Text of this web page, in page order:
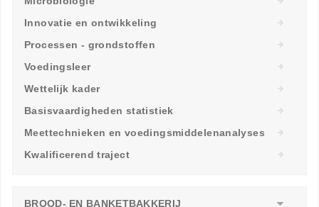
Innovatie en ontwikkeling
Processen - grondstoffen
Voedingsleer
Wettelijk kader
Basisvaardigheden statistiek
Meettechnieken en voedingsmiddelenanalyses
Kwalificerend traject
BROOD- EN BANKETBAKKERIJ